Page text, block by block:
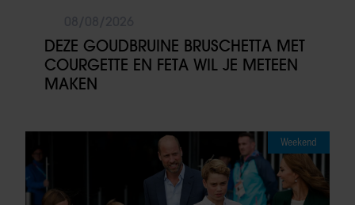
DEZE GOUDBRUINE BRUSCHETTA MET
COURGETTE EN FETA WIL JE METEEN
MAKEN
Weekend